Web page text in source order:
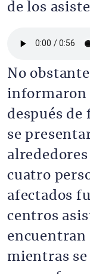
de los
No
informaron
después
se
cuatro
afectados
centros
encuentran
mientras